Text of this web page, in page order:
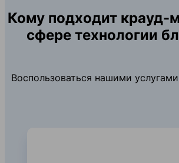
Кому подходит крауд-
сфере технологии
Воспользоваться нашими